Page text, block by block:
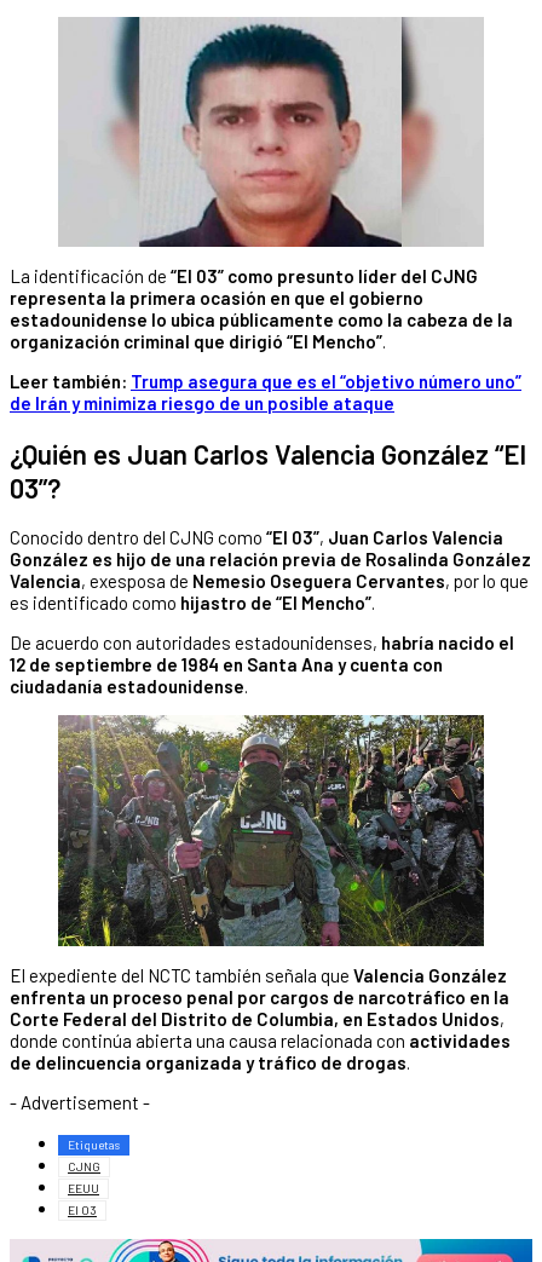
La identificación de “El 03” como presunto líder del CJNG
representa la primera ocasión en que el gobierno
estadounidense lo ubica públicamente como la cabeza de la
organización criminal que dirigió “El Mencho”.
Leer también: Trump asegura que es el “objetivo número uno”
de Irán y minimiza riesgo de un posible ataque
¿Quién es Juan Carlos Valencia González “El
03”?
Conocido dentro del CJNG como “El 03”, Juan Carlos Valencia
González es hijo de una relación previa de Rosalinda González
Valencia, exesposa de Nemesio Oseguera Cervantes, por lo que
es identificado como hijastro de “El Mencho”.
De acuerdo con autoridades estadounidenses, habría nacido el
12 de septiembre de 1984 en Santa Ana y cuenta con
ciudadanía estadounidense.
El expediente del NCTC también señala que Valencia González
enfrenta un proceso penal por cargos de narcotráfico en la
Corte Federal del Distrito de Columbia, en Estados Unidos,
donde continúa abierta una causa relacionada con actividades
de delincuencia organizada y tráfico de drogas
- Advertisement -
Etiquetas
CJNG
EEUU
El 03